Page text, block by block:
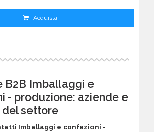
Acquista
B2B Imballaggi e
- produzione: aziende e
settore
Imballaggi e confezioni -